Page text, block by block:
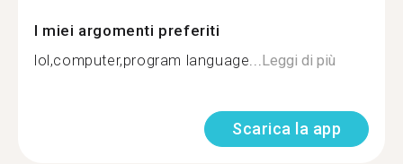
I miei argomenti preferiti
lol,computer,program language...Leggi di più
Scarica la app